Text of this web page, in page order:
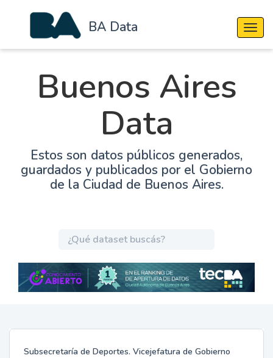
BA Data
Buenos Aires
Data
Estos son datos públicos generados,
guardados y publicados por el Gobierno
de la Ciudad de Buenos Aires.
Subsecretaría de Deportes. Vicejefatura de Gobierno